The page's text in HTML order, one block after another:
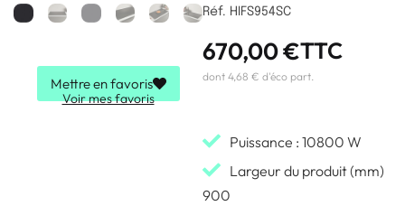
Mettre en favoris
Voir mes favoris
Réf. HIFS954SC
670,00€TTC
dont 4,68 € d'éco part.
Puissance : 10800 W
Largeur du produit (mm)
900